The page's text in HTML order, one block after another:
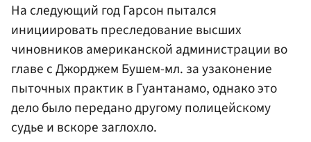
На следующий год Гарсон пытался
инициировать преследование высших
чиновников американской администрации во
главе с Джорджем Бушем-мл. за узаконение
пыточных практик в Гуантанамо, однако это
дело было передано другому полицейскому
судье и вскоре заглохло.